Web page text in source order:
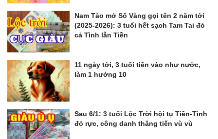
Nam Tào mở Sổ Vàng gọi tên 2 năm tới
(2025-2026): 3 tuổi hết sạch Tam Tai đỏ
cả Tình lẫn Tiền
11 ngày tới, 3 tuổi tiền vào như nước,
làm 1 hưởng 10
Sau 6/1: 3 tuổi Lộc Trời hội tụ Tiền-Tình
đỏ rực, công danh thăng tiến vù vù